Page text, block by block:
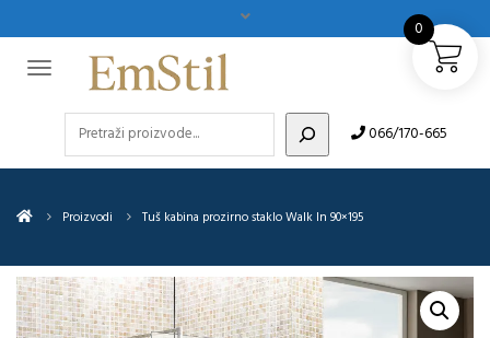
066/170-665
Proizvodi Tuš kabina prozirno staklo Walk In 90×195
0